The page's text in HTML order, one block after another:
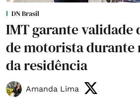
DN Brasil
IMT garante validade
de motorista durante
da residência
Amanda Lima